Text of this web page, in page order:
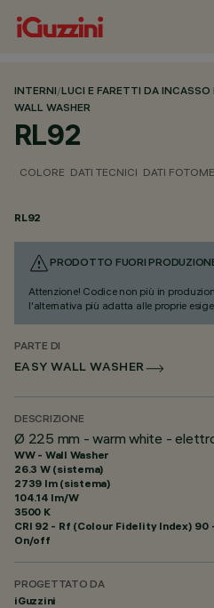
INTERNI/LUCI E FARETTI DA
WALL WASHER
RL92
COLORE DATI TECNICI DATI
RL92
PRODOTTO FUORI
Attenzione! Codice non più in
l'alternativa più adatta alle proprie
PARTE DI
EASY WALL WASHER
DESCRIZIONE
Ø 225 mm - warm white -
WW - Wall Washer
26.3 W (sistema)
2739 lm (sistema)
104.14 lm/W
3500 K
CRI 92 - Rf (Colour Fidelity Index) 90
On/off
PROGETTATO DA
iGuzzini